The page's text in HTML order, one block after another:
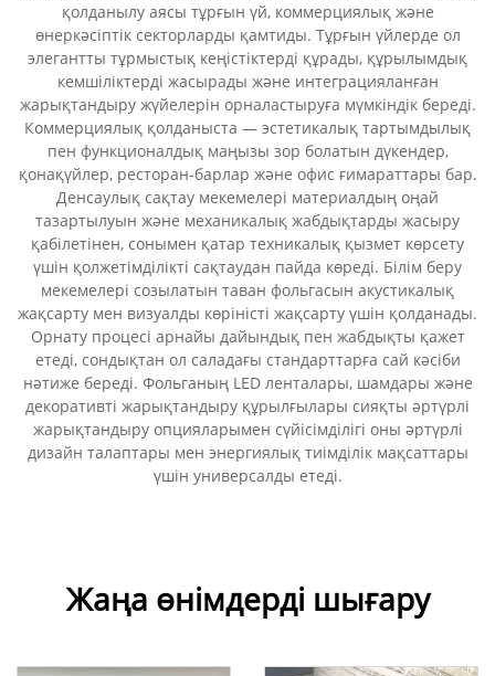
қолданылу аясы тұрғын үй, коммерциялық және
өнеркәсіптік секторларды қамтиды. Тұрғын үйлерде ол
элегантты тұрмыстық кеңістіктерді құрады, құрылымдық
кемшіліктерді жасырады және интеграцияланған
жарықтандыру жүйелерін орналастыруға мүмкіндік береді.
Коммерциялық қолданыста — эстетикалық тартымдылық
пен функционалдық маңызы зор болатын дүкендер,
қонақүйлер, ресторан-барлар және офис ғимараттары бар.
Денсаулық сақтау мекемелері материалдың оңай
тазартылуын және механикалық жабдықтарды жасыру
қабілетінен, сонымен қатар техникалық қызмет көрсету
үшін қолжетімділікті сақтаудан пайда көреді. Білім беру
мекемелері созылатын таван фольгасын акустикалық
жақсарту мен визуалды көріністі жақсарту үшін қолданады.
Орнату процесі арнайы дайындық пен жабдықты қажет
етеді, сондықтан ол саладағы стандарттарға сай кәсіби
нәтиже береді. Фольганың LED ленталары, шамдары және
декоративті жарықтандыру құрылғылары сияқты әртүрлі
жарықтандыру опцияларымен сүйісімділігі оны әртүрлі
дизайн талаптары мен энергиялық тиімділік мақсаттары
үшін универсалды етеді.
Жаңа өнімдерді шығару